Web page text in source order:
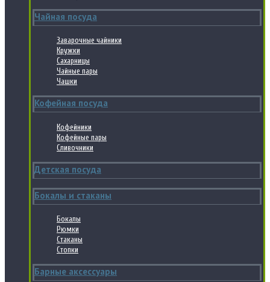
Чайная посуда
Заварочные чайники
Кружки
Сахарницы
Чайные пары
Чашки
Кофейная посуда
Кофейники
Кофейные пары
Сливочники
Детская посуда
Бокалы и стаканы
Бокалы
Рюмки
Стаканы
Стопки
Барные аксессуары